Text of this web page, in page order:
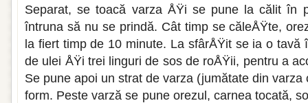
Separat, se toacă varza ÅŸi se pune la călit în
întruna să nu se prindă. Cât timp se căleÅŸte,
la fiert timp de 10 minute. La sfârÅŸit se ia o tavă
de ulei ÅŸi trei linguri de sos de roÅŸii, pentru a
Se pune apoi un strat de varza (ju­mătate din
form. Peste varză se pune orezul, carnea tocată,